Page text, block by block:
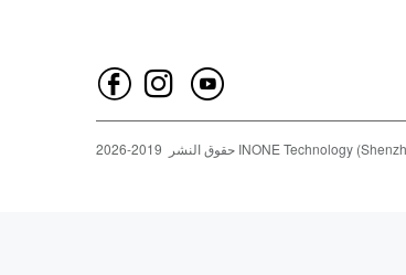
حقوق النشر 2026 INONE Technology